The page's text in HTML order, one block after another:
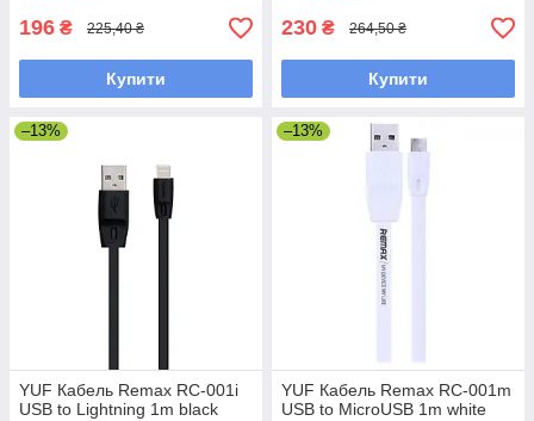
196 ₴ 225,40 ₴
Купити
230 ₴ 264,50 ₴
Купити
–13%
YUF Кабель Remax RC-001i
USB to Lightning 1m black
–13%
YUF Кабель Remax RC-001m
USB to MicroUSB 1m white